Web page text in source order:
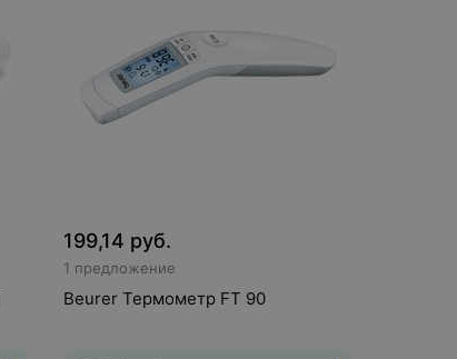
199,14 руб.
1 предложение
Beurer Термометр FT 90